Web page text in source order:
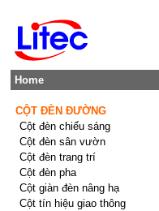
Home
CỘT ĐÈN ĐƯỜNG
Cột đèn chiếu sáng
Cột đèn sân vườn
Cột đèn trang trí
Cột đèn pha
Cột giàn đèn nâng hạ
Cột tín hiệu giao thông